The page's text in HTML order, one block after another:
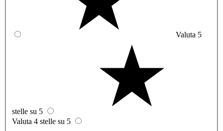
Valuta 5
stelle su 5
Valuta 4 stelle su 5